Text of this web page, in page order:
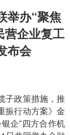
举办“聚焦
营企业复工
布会
政策措施，推
振行动方案》金
企”四方合作机